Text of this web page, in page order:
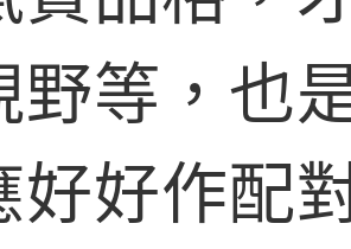
野等，也
好好作配